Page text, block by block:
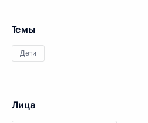
Темы
Дети
Лица